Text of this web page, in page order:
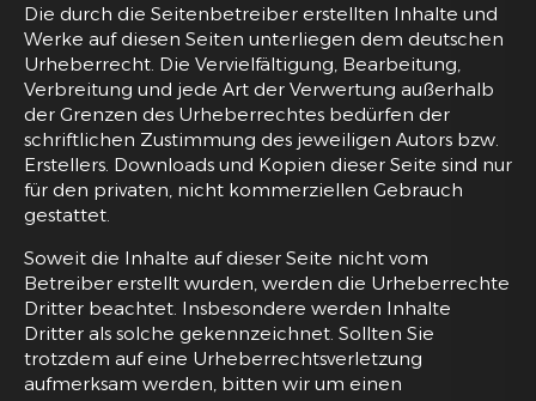
Die durch die Seitenbetreiber erstellten Inhalte und
Werke auf diesen Seiten unterliegen dem deutschen
Urheberrecht. Die Vervielfältigung, Bearbeitung,
Verbreitung und jede Art der Verwertung außerhalb
der Grenzen des Urheberrechtes bedürfen der
schriftlichen Zustimmung des jeweiligen Autors bzw.
Erstellers. Downloads und Kopien dieser Seite sind nur
für den privaten, nicht kommerziellen Gebrauch
gestattet.
Soweit die Inhalte auf dieser Seite nicht vom
Betreiber erstellt wurden, werden die Urheberrechte
Dritter beachtet. Insbesondere werden Inhalte
Dritter als solche gekennzeichnet. Sollten Sie
trotzdem auf eine Urheberrechtsverletzung
aufmerksam werden, bitten wir um einen